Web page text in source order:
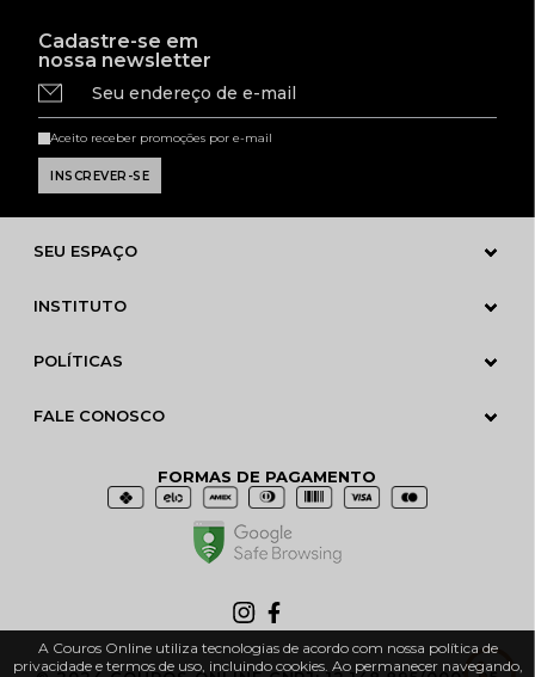
Cadastre-se em
nossa newsletter
Seu endereço de e-mail
Aceito receber promoções por e-mail
SEU ESPAÇO
INSTITUTO
POLÍTICAS
FALE CONOSCO
FORMAS DE PAGAMENTO
A Couros Online utiliza tecnologias de acordo com nossa política de
privacidade e termos de uso, incluindo cookies. Ao permanecer navegando,